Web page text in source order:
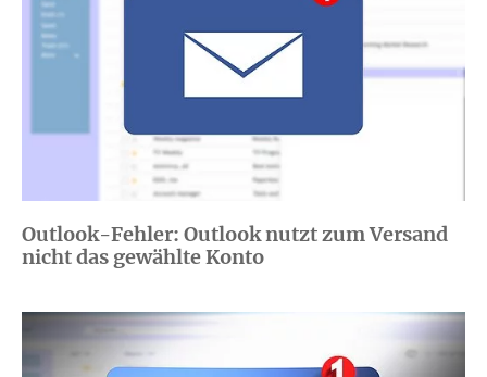
Outlook-Fehler: Outlook nutzt zum Versand
nicht das gewählte Konto